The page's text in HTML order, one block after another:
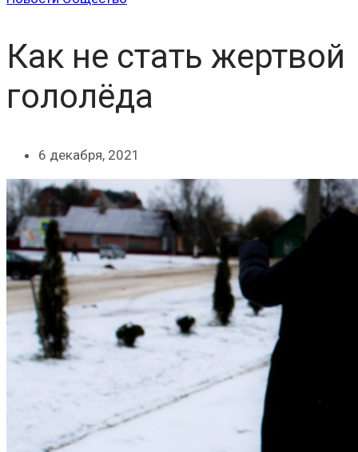
Как не стать жертвой
гололёда
6 декабря, 2021